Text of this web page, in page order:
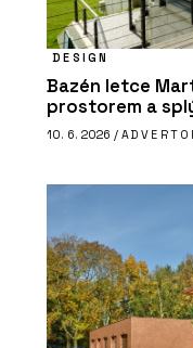
DESIGN
Bazén letce
prostorem a
10. 6. 2026 /